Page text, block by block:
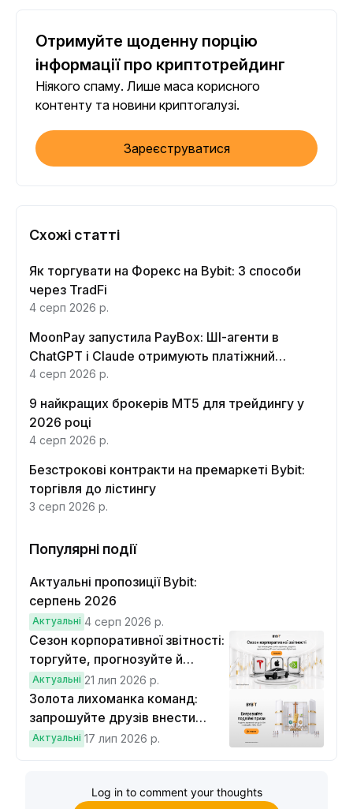
Отримуйте щоденну порцію
інформації про криптотрейдинг
Ніякого спаму. Лише маса корисного
контенту та новини криптогалузі.
Зареєструватися
Схожі статті
Як торгувати на Форекс на Bybit: 3 способи
через TradFi
4 серп 2026 р.
MoonPay запустила PayBox: ШІ-агенти в
ChatGPT і Claude отримують платіжний
інтерфейс
4 серп 2026 р.
9 найкращих брокерів MT5 для трейдингу у
2026 році
4 серп 2026 р.
Безстрокові контракти на премаркеті Bybit:
торгівля до лістингу
3 серп 2026 р.
Популярні події
Актуальні пропозиції Bybit:
серпень 2026
Актуальні 4 серп 2026 р.
Сезон корпоративної звітності:
торгуйте, прогнозуйте й
вигравайте Cybertruck
Актуальні 21 лип 2026 р.
Золота лихоманка команд:
запрошуйте друзів внести
депозит на $100 і торгувати на
Актуальні 17 лип 2026 р.
Log in to comment your thoughts